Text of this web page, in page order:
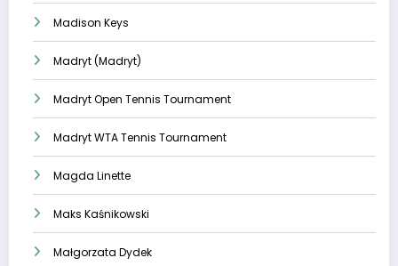
Madison Keys
Madryt (Madryt)
Madryt Open Tennis Tournament
Madryt WTA Tennis Tournament
Magda Linette
Maks Kaśnikowski
Małgorzata Dydek